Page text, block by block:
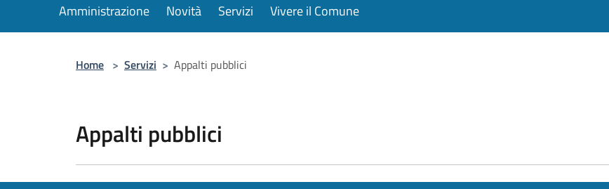
Amministrazione Novità Servizi Vivere il Comune
Home > Servizi > Appalti pubblici
Appalti pubblici